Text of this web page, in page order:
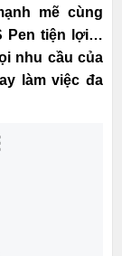
mẽ cùng
Pen tiện lợi…
nhu cầu của
làm việc đa